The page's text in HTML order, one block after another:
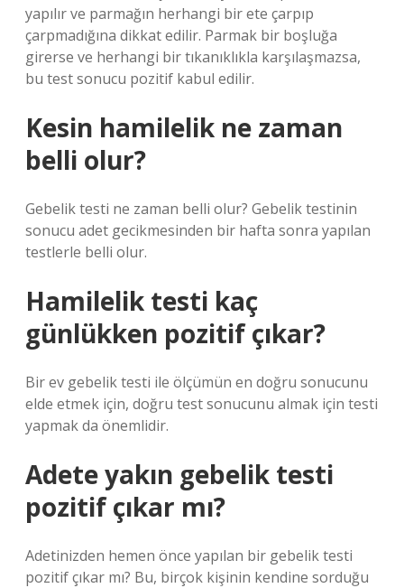
yapılır ve parmağın herhangi bir ete çarpıp
çarpmadığına dikkat edilir. Parmak bir boşluğa
girerse ve herhangi bir tıkanıklıkla karşılaşmazsa,
bu test sonucu pozitif kabul edilir.
Kesin hamilelik ne zaman
belli olur?
Gebelik testi ne zaman belli olur? Gebelik testinin
sonucu adet gecikmesinden bir hafta sonra yapılan
testlerle belli olur.
Hamilelik testi kaç
günlükken pozitif çıkar?
Bir ev gebelik testi ile ölçümün en doğru sonucunu
elde etmek için, doğru test sonucunu almak için testi
yapmak da önemlidir.
Adete yakın gebelik testi
pozitif çıkar mı?
Adetinizden hemen önce yapılan bir gebelik testi
pozitif çıkar mı? Bu, birçok kişinin kendine sorduğu